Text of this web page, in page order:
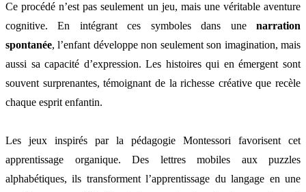
Ce procédé n’est pas seulement un jeu, mais une véritable aventure
cognitive. En intégrant ces symboles dans une narration
spontanée, l’enfant développe non seulement son imagination, mais
aussi sa capacité d’expression. Les histoires qui en émergent sont
souvent surprenantes, témoignant de la richesse créative que recèle
chaque esprit enfantin.
Les jeux inspirés par la pédagogie Montessori favorisent cet
apprentissage organique. Des lettres mobiles aux puzzles
alphabétiques, ils transforment l’apprentissage du langage en une